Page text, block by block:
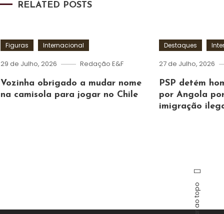
RELATED POSTS
Figuras Internacional
29 de Julho, 2026 Redação E&F
Vozinha obrigado a mudar nome
na camisola para jogar no Chile
Destaques
27 de Julho, 2026
PSP detém
por Angola
imigração